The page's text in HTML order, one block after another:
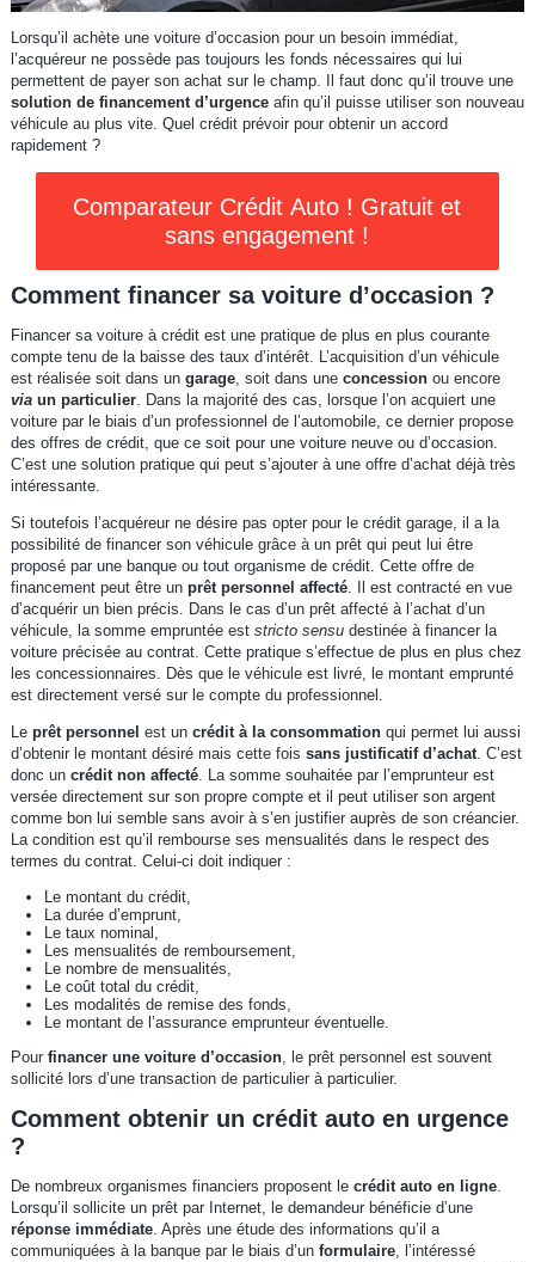
Lorsqu’il achète une voiture d’occasion pour un besoin immédiat,
l’acquéreur ne possède pas toujours les fonds nécessaires qui lui
permettent de payer son achat sur le champ. Il faut donc qu’il trouve une
solution de financement d’urgenceafin qu’il puisse utiliser son nouveau
véhicule au plus vite. Quel crédit prévoir pour obtenir un accord
rapidement ?
Comparateur Crédit Auto ! Gratuit et
sans engagement !
Comment financer sa voiture d’occasion ?
Financer sa voiture à crédit est une pratique de plus en plus courante
compte tenu de la baisse des taux d’intérêt. L’acquisition d’un véhicule
est réalisée soit dans un garage, soit dans une concession ou encore
via un particulier. Dans la majorité des cas, lorsque l’on acquiert une
voiture par le biais d’un professionnel de l’automobile, ce dernier propose
des offres de crédit, que ce soit pour une voiture neuve ou d’occasion.
C’est une solution pratique qui peut s’ajouter à une offre d’achat déjà très
intéressante.
Si toutefois l’acquéreur ne désire pas opter pour le crédit garage, il a la
possibilité de financer son véhicule grâce à un prêt qui peut lui être
proposé par une banque ou tout organisme de crédit. Cette offre de
financement peut être un prêt personnel affecté. Il est contracté en vue
d’acquérir un bien précis. Dans le cas d’un prêt affecté à l’achat d’un
véhicule, la somme empruntée est stricto sensu destinée à financer la
voiture précisée au contrat. Cette pratique s’effectue de plus en plus chez
les concessionnaires. Dès que le véhicule est livré, le montant emprunté
est directement versé sur le compte du professionnel.
Le prêt personnel est un crédit à la consommationqui permet lui aussi
d’obtenir le montant désiré mais cette fois sans justificatif d’achat. C’est
donc un crédit non affecté. La somme souhaitée par l’emprunteur est
versée directement sur son propre compte et il peut utiliser son argent
comme bon lui semble sans avoir à s’en justifier auprès de son créancier.
La condition est qu’il rembourse ses mensualités dans le respect des
termes du contrat. Celui-ci doit indiquer :
Le montant du crédit,
La durée d’emprunt,
Le taux nominal,
Les mensualités de remboursement,
Le nombre de mensualités,
Le coût total du crédit,
Les modalités de remise des fonds,
Le montant de l’assurance emprunteur éventuelle.
Pour financer une voiture d’occasion, le prêt personnel est souvent
sollicité lors d’une transaction de particulier à particulier.
Comment obtenir un crédit auto en urgence
?
De nombreux organismes financiers proposent le crédit auto en ligne.
Lorsqu’il sollicite un prêt par Internet, le demandeur bénéficie d’une
réponse immédiate. Après une étude des informations qu’il a
communiquées à la banque par le biais d’un formulaire, l’intéressé